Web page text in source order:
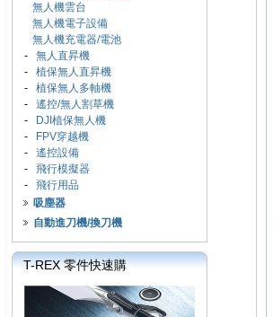
無人機雲台
無人機電子設備
無人機充電器/電池
- 無人直昇機
- 植保無人直昇機
- 植保無人多軸機
- 遙控/無人割草機
-
DJI植保無人機
-
FPV穿越機
- 遙控設備
- 飛行模擬器
- 飛行用品
吸塵器
自動進刀機/換刀機
T-REX 零件快速購